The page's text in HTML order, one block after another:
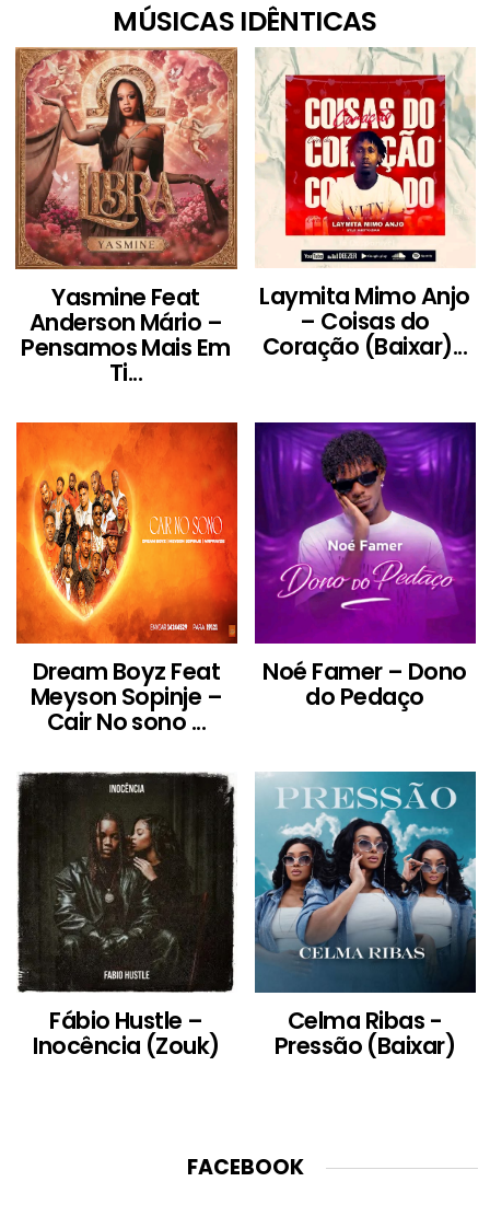
MÚSICAS IDÊNTICAS
Yasmine Feat
Anderson Mário –
Pensamos Mais Em
Ti...
Laymita Mimo Anjo
– Coisas do
Coração (Baixar)...
Dream Boyz Feat
Meyson Sopinje –
Cair No sono ...
Noé Famer – Dono
do Pedaço
Fábio Hustle –
Inocência (Zouk)
Celma Ribas -
Pressão (Baixar)
FACEBOOK